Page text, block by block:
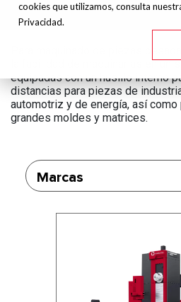
cookies que utilizamos, consulta
Privacidad.
Para maquinado de piezas
la facilidad de maquinarlas en un
equipadas con un husillo interno
distancias para piezas de
automotriz y de energía, así
grandes moldes y matrices.
Marcas